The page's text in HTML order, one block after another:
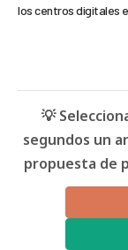
los centros digitales
💡
segundos un
propuesta de